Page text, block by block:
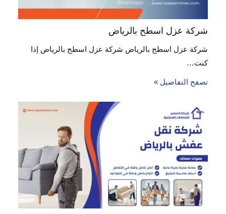
شركة عزل اسطح بالرياض
شركة عزل اسطح بالرياض شركة عزل اسطح بالرياض إذا
كنت…
تصفح التفاصيل »